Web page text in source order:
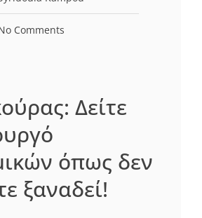
Comments
Δείτε
όπως δεν
ξαναδεί!